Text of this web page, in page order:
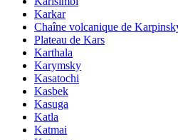
Karkar
Chaîne volcanique de
Plateau de Kars
Karthala
Karymsky
Kasatochi
Kasbek
Kasuga
Katla
Katmai